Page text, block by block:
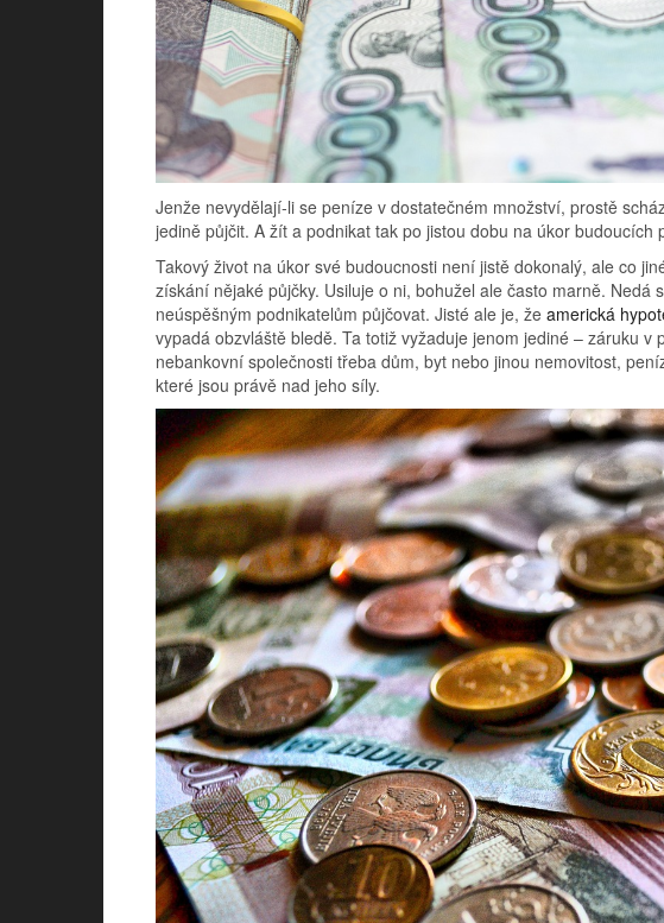
Jenže nevydělají-li se peníze v dostatečném množství, prostě
jedině půjčit. A žít a podnikat tak po jistou dobu na úkor
Takový život na úkor své budoucnosti není jistě dokonalý, ale co
získání nějaké půjčky. Usiluje o ni, bohužel ale často marně.
neúspěšným podnikatelům půjčovat. Jisté ale je, že americká
vypadá obzvláště bledě. Ta totiž vyžaduje jenom jediné – záruku
nebankovní společnosti třeba dům, byt nebo jinou nemovitost,
které jsou právě nad jeho síly.